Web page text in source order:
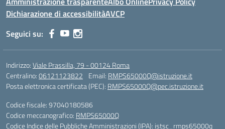
Dichiarazione di accessibilitàAVCP
Seguici su:
Indirizzo:Viale Prassilla, 79 - 00124 Roma
Centralino:06121123822 Email: RMPS65000Q@istruzione.it
Posta elettronica certificata (PEC): RMPS65000Q@pec.istruzione.it
Codice fiscale: 97040180586
Codice meccanografico: RMPS65000Q
Codice Indice delle Pubbliche Amministrazioni (IPA): istsc_rmps65000q